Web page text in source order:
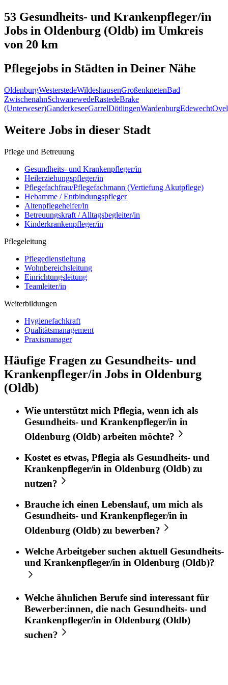
53 Gesundheits- und Krankenpfleger/in
Jobs in Oldenburg (Oldb) im Umkreis
von 20 km
Pflegejobs in Städten in Deiner Nähe
OldenburgWesterstedeWildeshausenGroßenknetenBad
ZwischenahnSchwanewedeRastedeBrake
(Unterweser)GanderkeseeGarrelDötlingenWardenburgEdewecht
Weitere Jobs in dieser Stadt
Pflege und Betreuung
Gesundheits- und Krankenpfleger/in
Heilerziehungspfleger/in
Pflegefachfrau/Pflegefachmann (Vertiefung Akutpflege)
Hebamme / Entbindungspfleger
Altenpflegehelfer/in
Betreuungskraft / Alltagsbegleiter/in
Kinderkrankenpfleger/in
Pflegeleitung
Pflegedienstleitung
Wohnbereichsleitung
Einrichtungsleitung
Teamleiter/in
Weiterbildungen
Hygienefachkraft
Qualitätsmanagement
Praxismanager
Häufige Fragen zu Gesundheits- und
Krankenpfleger/in Jobs in Oldenburg
(Oldb)
Wie unterstützt mich Pflegia, wenn ich als
Gesundheits- und Krankenpfleger/in in
Oldenburg (Oldb) arbeiten möchte?
Kostet es etwas, Pflegia als Gesundheits- und
Krankenpfleger/in in Oldenburg (Oldb) zu
nutzen?
Brauche ich einen Lebenslauf, um mich als
Gesundheits- und Krankenpfleger/in in
Oldenburg (Oldb) zu bewerben?
Welche Arbeitgeber suchen aktuell Gesundheits-
und Krankenpfleger/in in Oldenburg (Oldb)?
Welche ähnlichen Berufe sind interessant für
Bewerber:innen, die nach Gesundheits- und
Krankenpfleger/in in Oldenburg (Oldb)
suchen?